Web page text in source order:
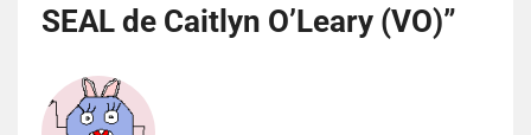
SEAL de Caitlyn O’Leary (VO)”